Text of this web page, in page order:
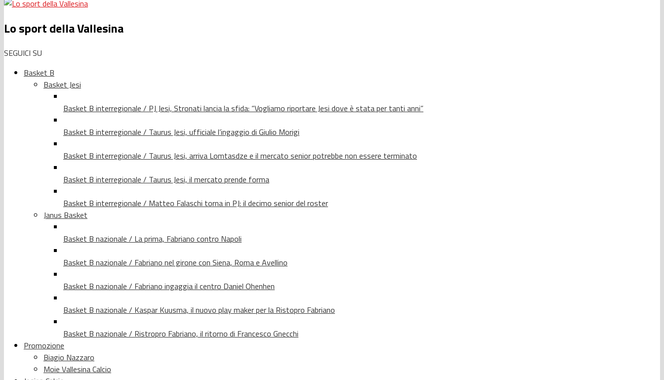
Lo sport della Vallesina
SEGUICI SU
Basket B
Basket Jesi
Basket B interregionale / PJ Jesi, Stronati lancia la sfida: “Vogliamo riportare Jesi dove è stata per tanti anni”
Basket B interregionale / Taurus Jesi, ufficiale l’ingaggio di Giulio Morigi
Basket B interregionale / Taurus Jesi, arriva Lomtasdze e il mercato senior potrebbe non essere terminato
Basket B interregionale / Taurus Jesi, il mercato prende forma
Basket B interregionale / Matteo Falaschi torna in PJ: il decimo senior del roster
Janus Basket
Basket B nazionale / La prima, Fabriano contro Napoli
Basket B nazionale / Fabriano nel girone con Siena, Roma e Avellino
Basket B nazionale / Fabriano ingaggia il centro Daniel Ohenhen
Basket B nazionale / Kaspar Kuusma, il nuovo play maker per la Ristopro Fabriano
Basket B nazionale / Ristropro Fabriano, il ritorno di Francesco Gnecchi
Promozione
Biagio Nazzaro
Moie Vallesina Calcio